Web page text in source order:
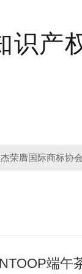
识产
荣膺国际商标协
端午